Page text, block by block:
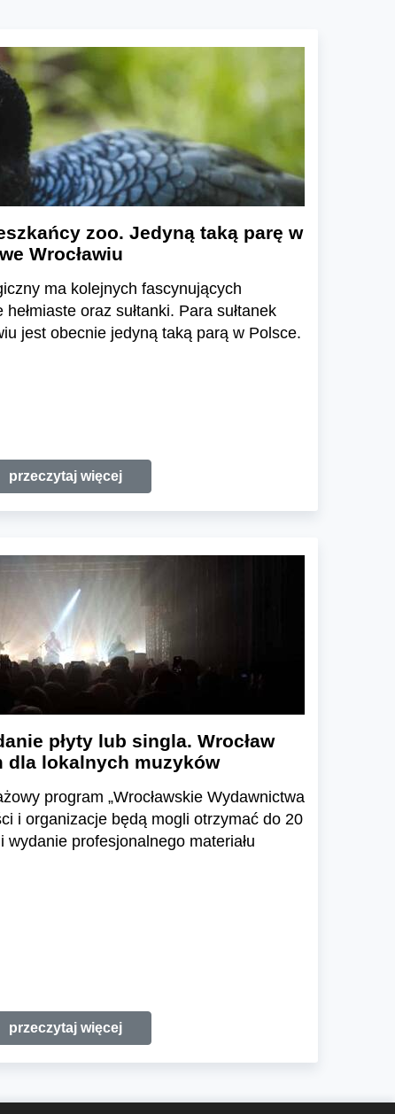
zoo. Jedyną taką parę w
Wrocławiu
ma kolejnych fascynujących
oraz sułtanki. Para sułtanek
jest obecnie jedyną taką parą w Polsce.
przeczytaj więcej
płyty lub singla. Wrocław
dla lokalnych muzyków
program „Wrocławskie Wydawnictwa
i organizacje będą mogli otrzymać do 20
wydanie profesjonalnego materiału
przeczytaj więcej